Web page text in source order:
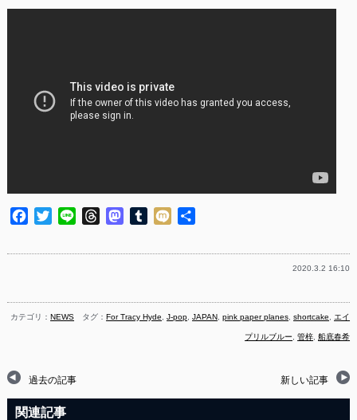
Facebook
TwitterLine ThreadsMastodon
Tumblr
Mixi
2020.3.2 16:10
カテゴリ：NEWS タグ：For Tracy Hyde ,J-pop ,JAPAN ,pink paper planes ,shortcake エイ
プリルブルー ,管梓 ,船底春希
過去の記事 新しい記事
関連記事